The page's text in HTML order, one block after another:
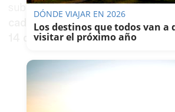
subido sutasade contagio hasta
cada por cada 100.000
14 días.
DÓNDE VIAJAR EN 2026
Los destinos que todos van a
visitar el próximo año